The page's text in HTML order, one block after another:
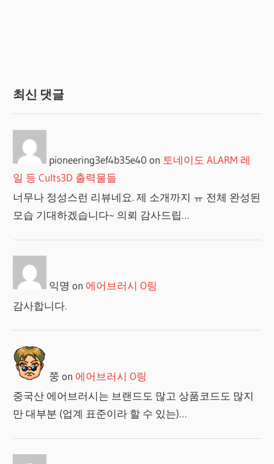
최신 댓글
pioneering3ef4b35e40 on 토네이도 ALARM 레
일 등 Cults3D 출력물들
너무나 정성스런 리뷰네요. 제 소개까지 ㅠ 전체 완성된
모습 기대하겠습니다~ 의뢰 감사드립…
익명 on 에어브러시 O링
감사합니다.
쭝 on 에어브러시 O링
중국산 에어브러시는 브랜드도 많고 상품코드도 많지
만 대부분 (업계 표준이라 할 수 있는)…